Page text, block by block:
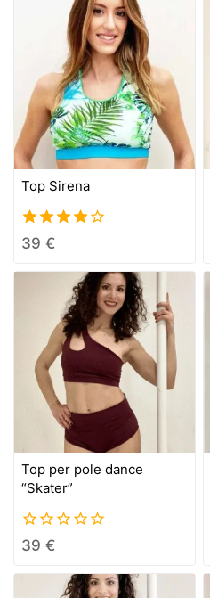
Top Sirena
4.00
39 €
Top per pole dance
“Skater”
0
of
39 €